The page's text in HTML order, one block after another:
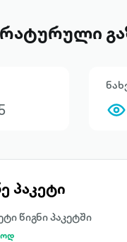
პაკეტი
წიგნი პაკეტში